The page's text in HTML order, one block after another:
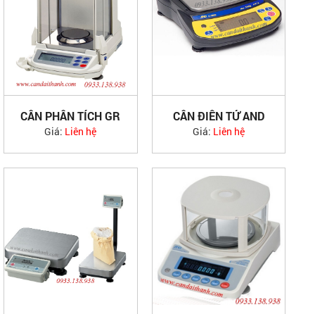
CÂN PHÂN TÍCH GR
- AND JAPAN
Giá: Liên hệ
CÂN ĐIỆN TỬ AND
EJ JAPAN
Giá: Liên hệ